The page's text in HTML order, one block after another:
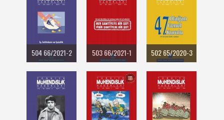
504 66/2021-2 503 66/2021-1 502 65/2020-3